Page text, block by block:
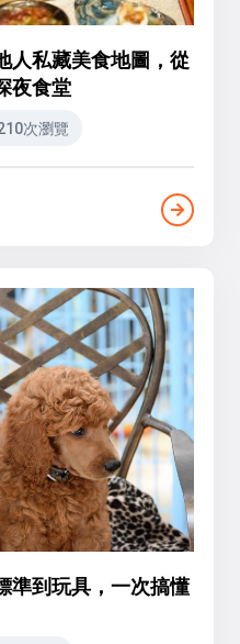
人私藏美食地圖，從
夜食堂
次瀏覽
準到玩具，一次搞懂